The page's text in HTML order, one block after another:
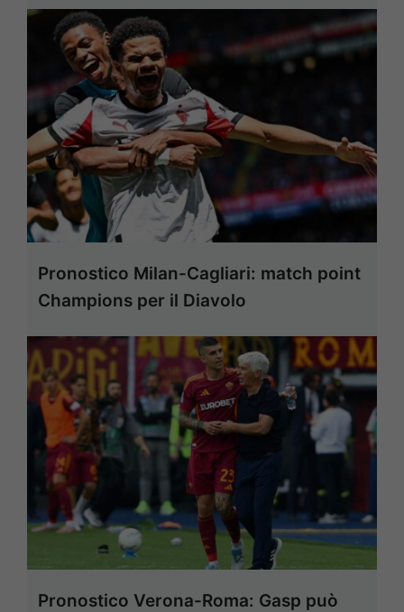
Pronostico Milan-Cagliari: match point
Champions per il Diavolo
Pronostico Verona-Roma: Gasp può